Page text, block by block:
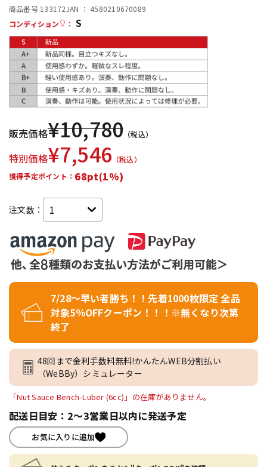
配信/ライブ機器
中古
商品番号 133172JAN ： 4580210670089
コンディション
： S
販売価格¥10,780 （税込）
特別価格¥7,546 （税込）
獲得予定ポイント： 68pt(1%)
注文数：
7/28～早い者勝ち！！先着1000枚限定 全品
対象5％OFFクーポン！！！※無くなり次第
終了
48回まで金利手数料無料!かんたんWEB分割払い
（WeBBy）シミュレーター
「Nut Sauce Bench-Luber (6cc)」の在庫がありません。
配送日目安：2～3営業日以内に発送予定
お気に入りに追加